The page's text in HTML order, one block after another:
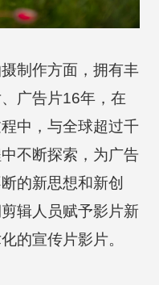
制作方面，拥有丰
广告片16年，在
中，与全球超过千
不断探索，为广告
的新思想和新创
辑人员赋予影片新
的宣传片影片。